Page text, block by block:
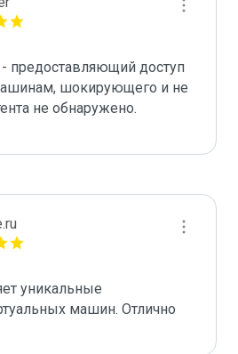
предоставляющий доступ
шокирующего и не
не обнаружено.
уникальные
машин. Отлично